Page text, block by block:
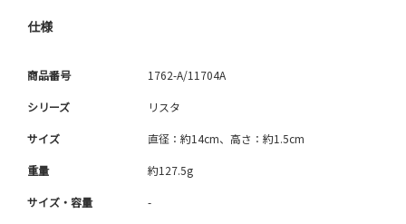
仕様
商品番号 1762-A/11704A
シリーズ リスタ
サイズ 直径：約14cm、高さ：約1.5cm
重量 約127.5g
サイズ・容量 -